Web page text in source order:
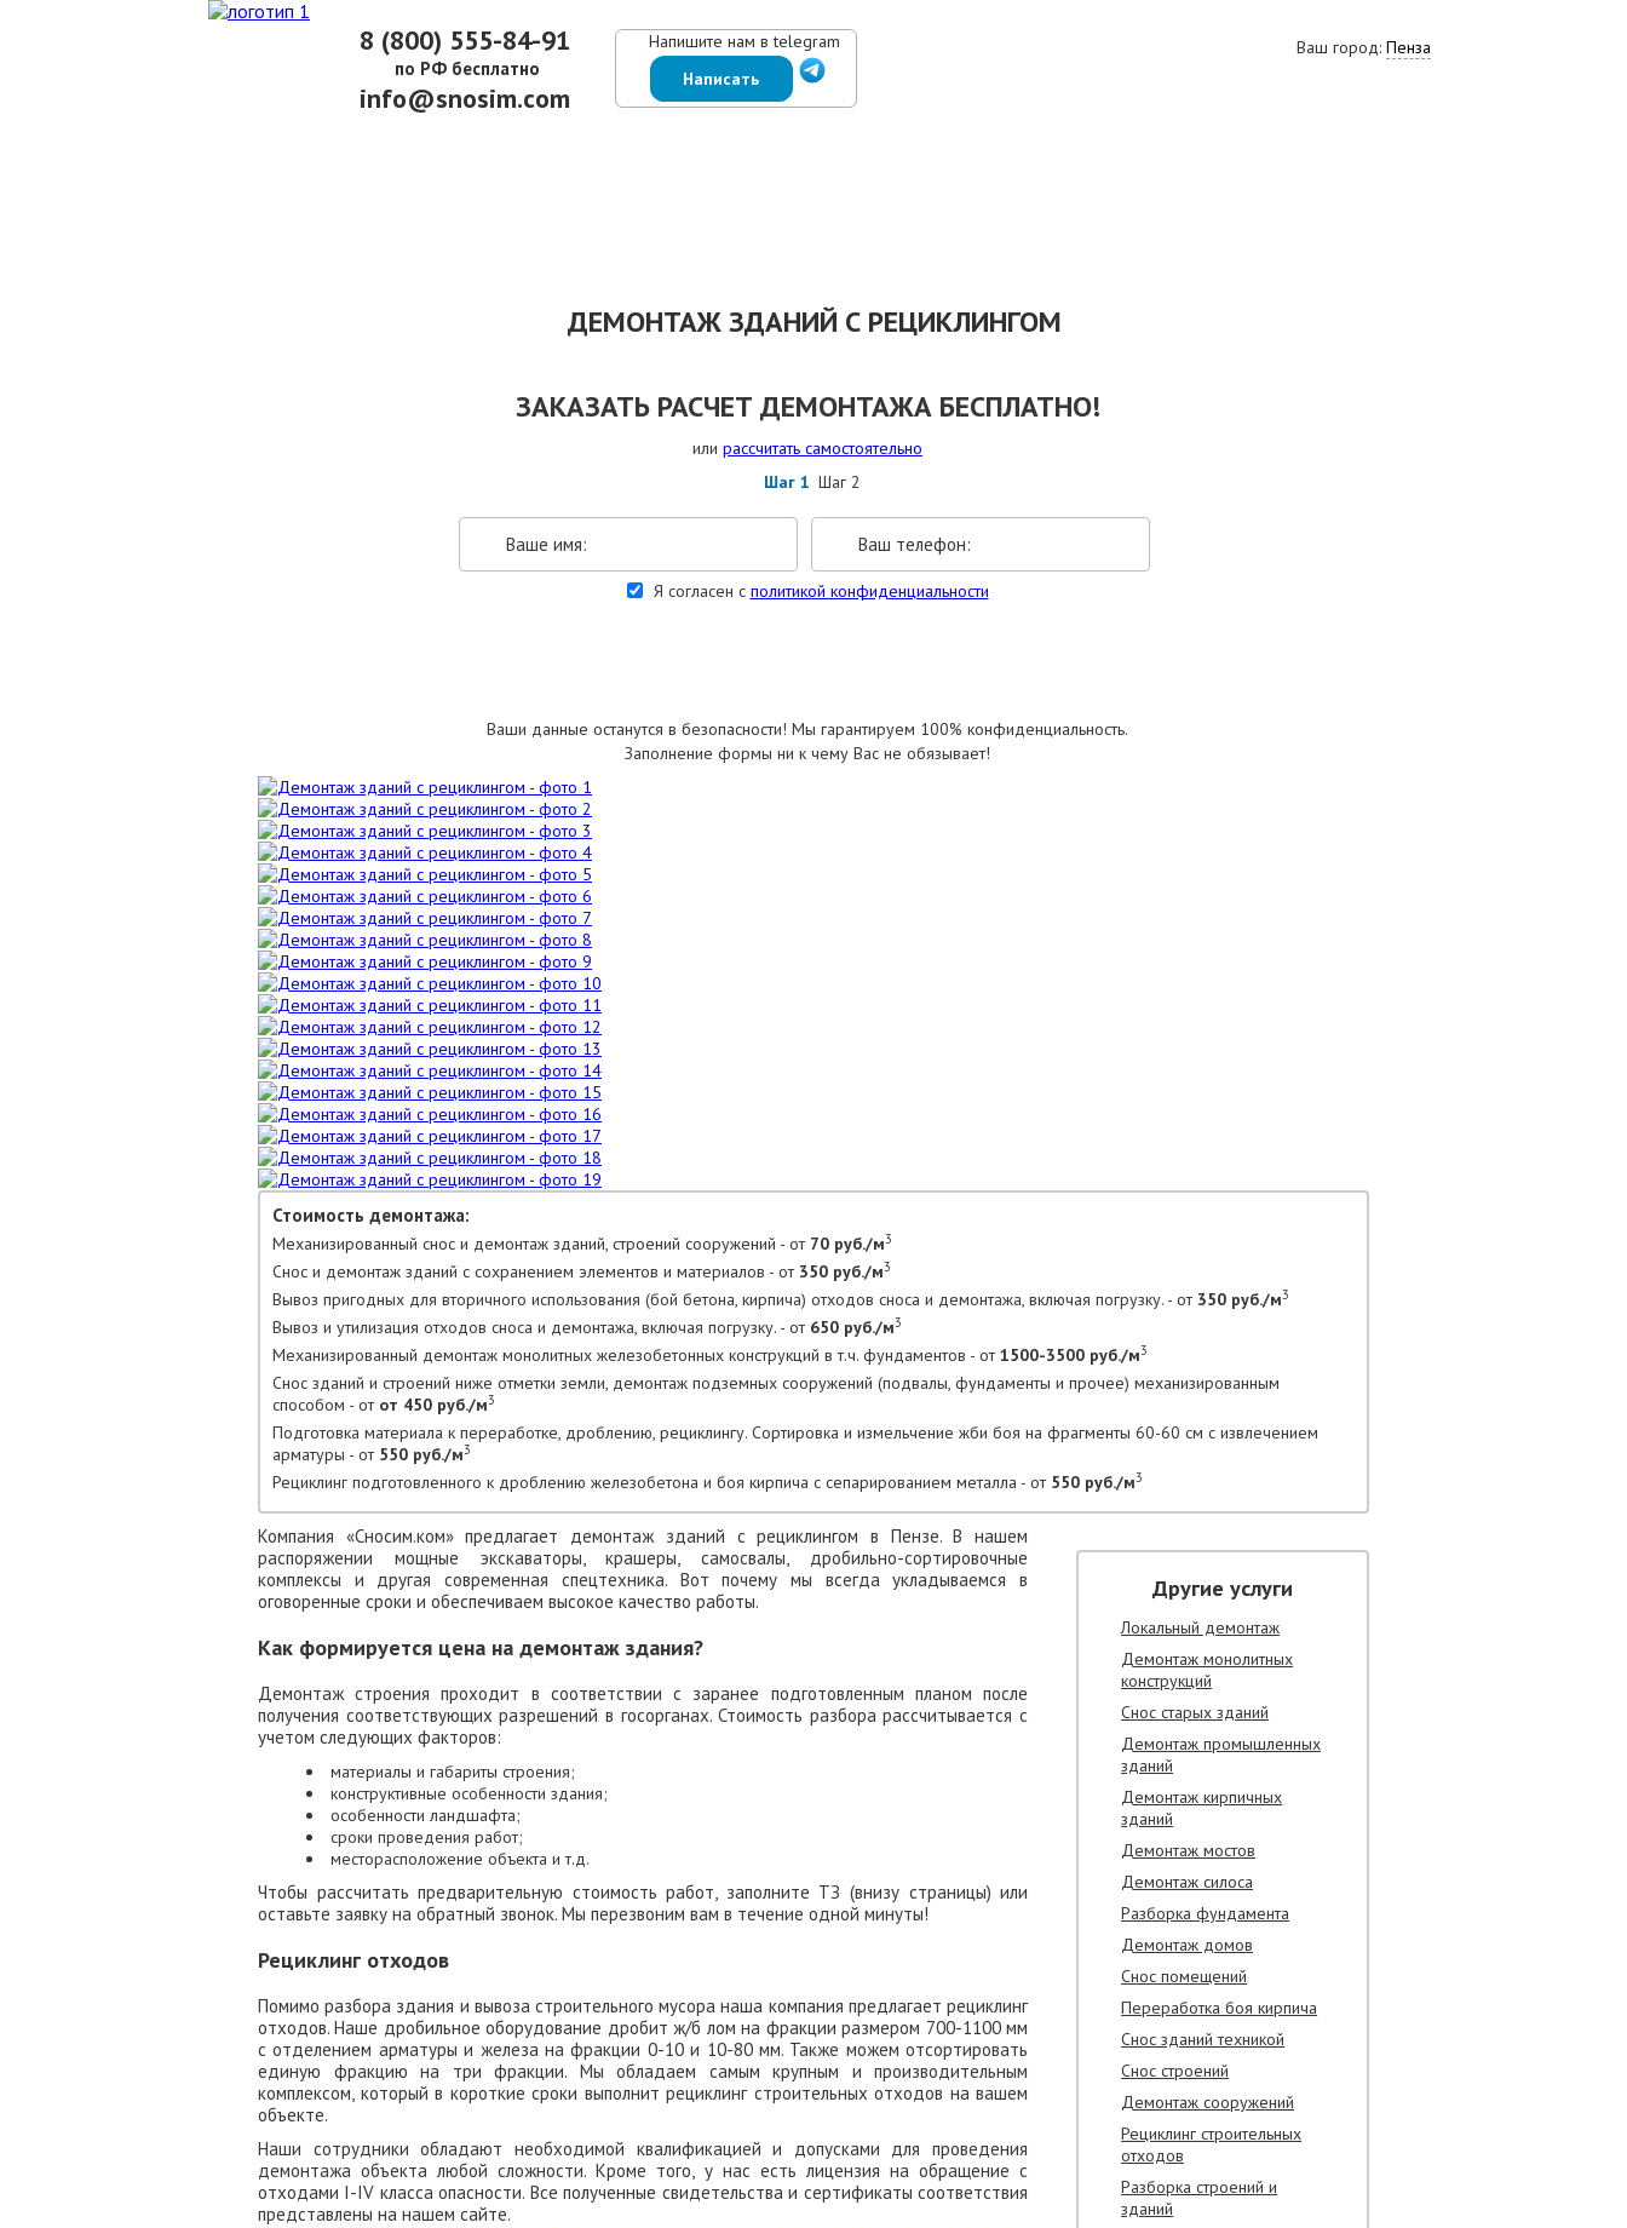
8 (800) 555-84-91
по РФ бесплатно
info@snosim.com
Напишите нам в telegram
Написать
Ваш город: Пенза
ДЕМОНТАЖ ЗДАНИЙ С РЕЦИКЛИНГОМ
ЗАКАЗАТЬ РАСЧЕТ ДЕМОНТАЖА БЕСПЛАТНО!
или рассчитать самостоятельно
Шаг 1 Шаг 2
Я согласен с политикой конфиденциальности
Ваши данные останутся в безопасности! Мы гарантируем 100% конфиденциальность.
Заполнение формы ни к чему Вас не обязывает!
Стоимость демонтажа:
Механизированный снос и демонтаж зданий, строений сооружений - от 70 руб./м3
Снос и демонтаж зданий с сохранением элементов и материалов - от 350 руб./м3
Вывоз пригодных для вторичного использования (бой бетона, кирпича) отходов сноса и демонтажа, включая погрузку. - от 350 руб./м3
Вывоз и утилизация отходов сноса и демонтажа, включая погрузку. - от 650 руб./м3
Механизированный демонтаж монолитных железобетонных конструкций в т.ч. фундаментов - от1500-3500 руб./м3
Снос зданий и строений ниже отметки земли, демонтаж подземных сооружений (подвалы, фундаменты и прочее) механизированным
способом - от от 450 руб./м3
Подготовка материала к переработке, дроблению, рециклингу. Сортировка и измельчение жби боя на фрагменты 60-60 см с извлечением
арматуры - от 550 руб./м3
Рециклинг подготовленного к дроблению железобетона и боя кирпича с сепарированием металла - от 550 руб./м3
Другие услуги
Локальный демонтаж
Демонтаж монолитных
конструкций
Снос старых зданий
Демонтаж промышленных
зданий
Демонтаж кирпичных
зданий
Демонтаж мостов
Демонтаж силоса
Разборка фундамента
Демонтаж домов
Снос помещений
Переработка боя кирпича
Снос зданий техникой
Снос строений
Демонтаж сооружений
Рециклинг строительных
отходов
Разборка строений и
зданий
Компания «Сносим.ком» предлагает демонтаж зданий с рециклингом в Пензе. В нашем
распоряжении мощные экскаваторы, крашеры, самосвалы, дробильно-сортировочные
комплексы и другая современная спецтехника. Вот почему мы всегда укладываемся в
оговоренные сроки и обеспечиваем высокое качество работы.
Как формируется цена на демонтаж здания?
Демонтаж строения проходит в соответствии с заранее подготовленным планом после
получения соответствующих разрешений в госорганах. Стоимость разбора рассчитывается с
учетом следующих факторов:
материалы и габариты строения;
конструктивные особенности здания;
особенности ландшафта;
сроки проведения работ;
месторасположение объекта и т.д.
Чтобы рассчитать предварительную стоимость работ, заполните ТЗ (внизу страницы) или
оставьте заявку на обратный звонок. Мы перезвоним вам в течение одной минуты!
Рециклинг отходов
Помимо разбора здания и вывоза строительного мусора наша компания предлагает рециклинг
отходов. Наше дробильное оборудование дробит ж/б лом на фракции размером 700-1100 мм
с отделением арматуры и железа на фракции 0-10 и 10-80 мм. Также можем отсортировать
единую фракцию на три фракции. Мы обладаем самым крупным и производительным
комплексом, который в короткие сроки выполнит рециклинг строительных отходов на вашем
объекте.
Наши сотрудники обладают необходимой квалификацией и допусками для проведения
демонтажа объекта любой сложности. Кроме того, у нас есть лицензия на обращение с
отходами I-IV класса опасности. Все полученные свидетельства и сертификаты соответствия
представлены на нашем сайте.